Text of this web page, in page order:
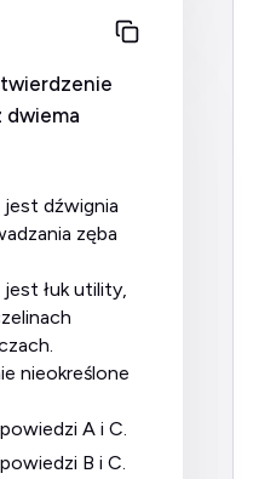
dwiema
zęba
A i C.
B i C.